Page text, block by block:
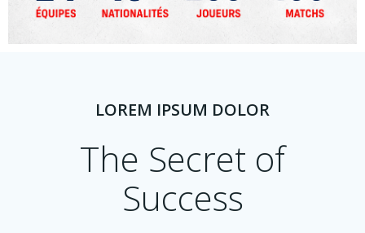
LOREM IPSUM DOLOR
The Secret of
Success